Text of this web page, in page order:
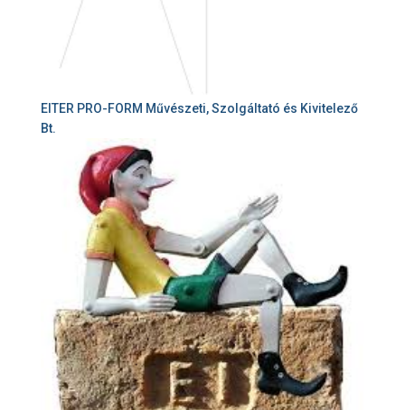
EITER PRO-FORM Művészeti, Szolgáltató és Kivitelező
Bt.